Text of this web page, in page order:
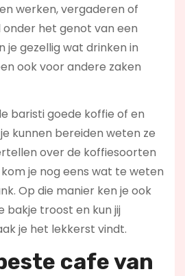
werken, vergaderen of
het genot van een
je gezellig wat drinken in
ook voor andere zaken
baristi goede koffie of en
kunnen bereiden weten ze
over de koffiesoorten
je nog eens wat te weten
Op die manier ken je ook
bakje troost en kun jij
je het lekkerst vindt.
cafe van